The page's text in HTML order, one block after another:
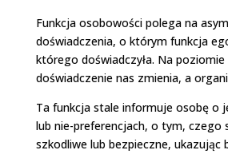
Funkcja osobowości polega na
doświadczenia, o którym funkcja
którego doświadczyła. Na
doświadczenie nas zmienia, a
Ta funkcja stale informuje osobę o
lub nie-preferencjach, o tym, czego
szkodliwe lub bezpieczne,